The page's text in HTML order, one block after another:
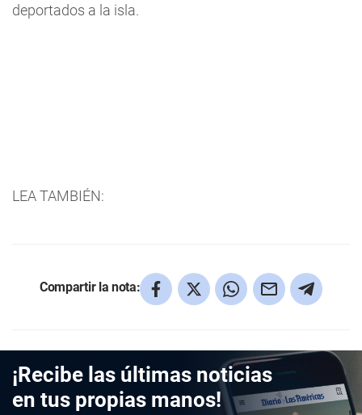
deportados a la isla.
LEA TAMBIÉN:
Compartir la nota:
¡Recibe las últimas noticias
en tus propias manos!